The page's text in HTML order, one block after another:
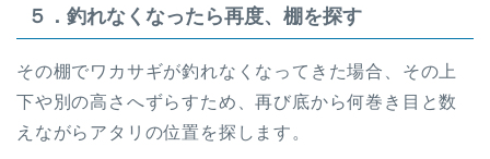
５．釣れなくなったら再度、棚を探す
その棚でワカサギが釣れなくなってきた場合、その上
下や別の高さへずらすため、再び底から何巻き目と数
えながらアタリの位置を探します。